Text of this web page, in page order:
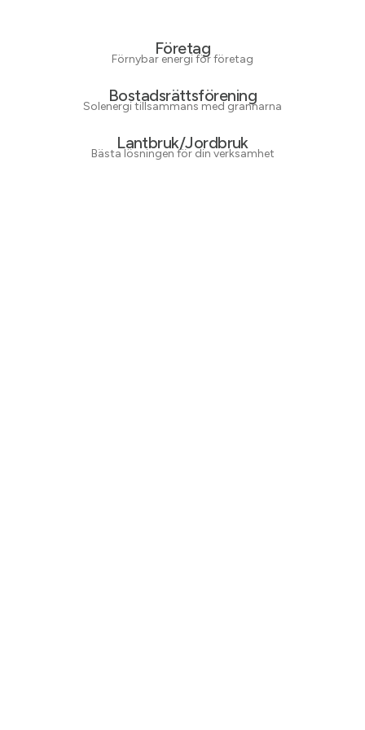
Företag
Förnybar energi för företag
Bostadsrättsförening
Solenergi tillsammans med grannarna
Lantbruk/Jordbruk
Bästa lösningen för din verksamhet